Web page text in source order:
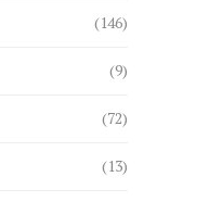
(146)
(9)
(72)
(13)